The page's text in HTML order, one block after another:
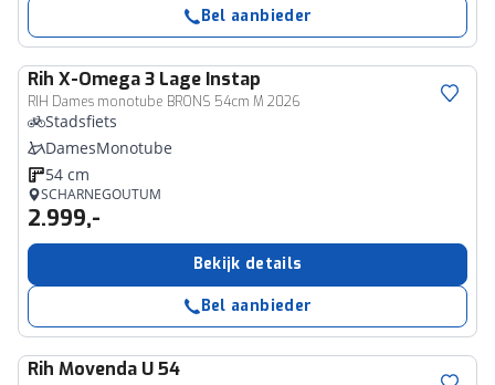
Bel aanbieder
Rih X-Omega 3 Lage Instap
RIH Dames monotube BRONS 54cm M 2026
Stadsfiets
DamesMonotube
54 cm
SCHARNEGOUTUM
2.999,-
Bekijk details
Bel aanbieder
Rih Movenda U 54